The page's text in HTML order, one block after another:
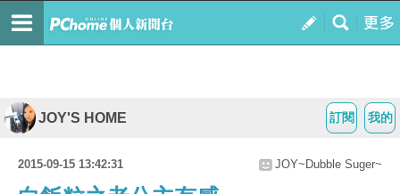
我的
訂閱
JOY'S HOME
2015-09-15 13:42:31 JOY~Dubble Suger~